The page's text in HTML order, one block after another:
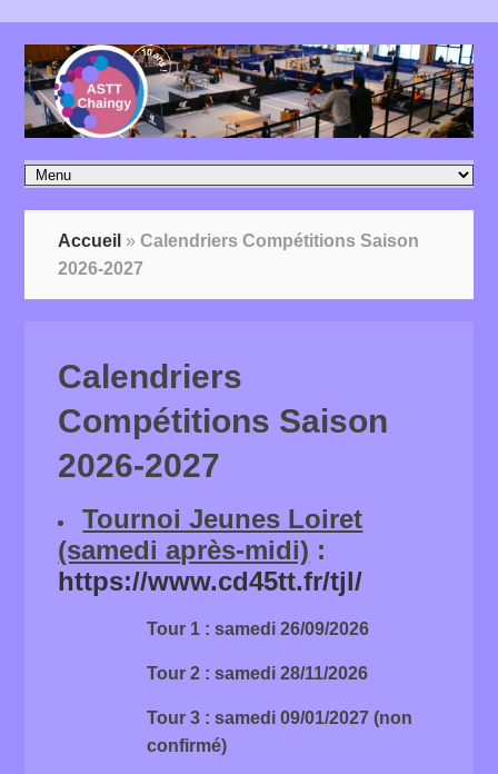
Accueil »Calendriers Compétitions Saison
2026-2027
Calendriers
Compétitions Saison
2026-2027
Tournoi Jeunes Loiret
(samedi après-midi) :
https://www.cd45tt.fr/tjl/
Tour 1 : samedi 26/09/2026
Tour 2 : samedi 28/11/2026
Tour 3 : samedi 09/01/2027 (non
confirmé)